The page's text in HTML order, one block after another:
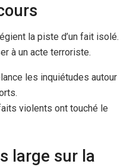
la piste d’un fait isolé.
à un acte terroriste.
les inquiétudes autour
violents ont touché le
large sur la